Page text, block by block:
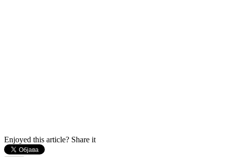
Enjoyed this article? Share it